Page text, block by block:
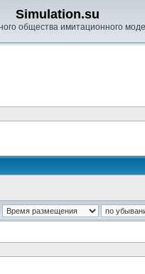
Simulation.su
общества имитационного